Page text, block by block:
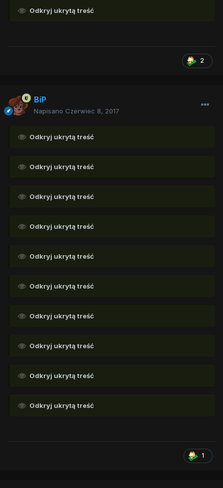
Odkryj ukrytą treść
2
BiP
Napisano Czerwiec 8, 2017
Odkryj ukrytą treść
Odkryj ukrytą treść
Odkryj ukrytą treść
Odkryj ukrytą treść
Odkryj ukrytą treść
Odkryj ukrytą treść
Odkryj ukrytą treść
Odkryj ukrytą treść
Odkryj ukrytą treść
Odkryj ukrytą treść
1